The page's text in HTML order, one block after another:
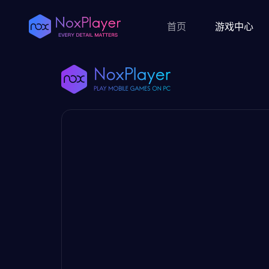
首页 游戏中心